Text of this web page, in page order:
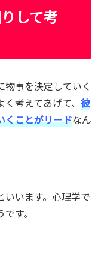
して考
物事を決定していく
考えてあげて、 彼
くことがリードなん
いいます。心理学で
す。